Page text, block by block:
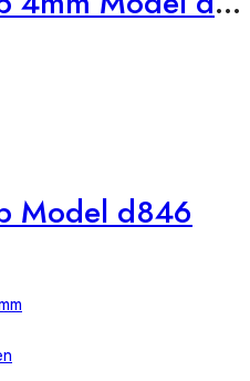
Model d846